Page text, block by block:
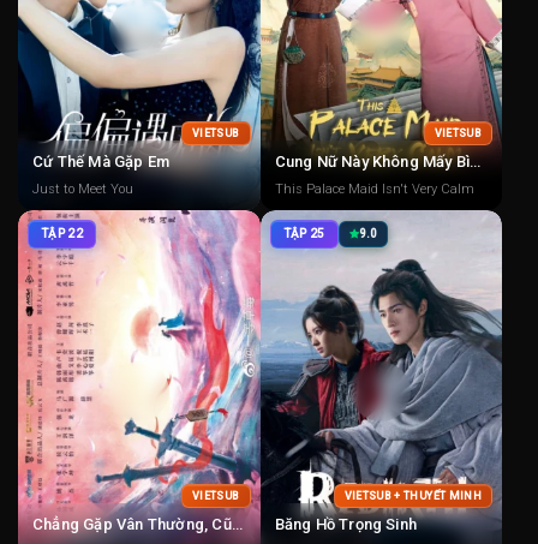
VIETSUB
Cứ Thế Mà Gặp Em
Just to Meet You
VIETSUB
Cung Nữ Này Không Mấy Bình Tĩnh
This Palace Maid Isn't Very Calm
TẬP 22
VIETSUB
Chẳng Gặp Vân Thường, Cũng Chẳng Gặp Người
TẬP 25 9.0
VIETSUB + THUYẾT MINH
Băng Hồ Trọng Sinh